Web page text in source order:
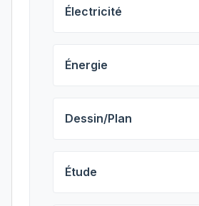
Électricité
Énergie
Dessin/Plan
Étude